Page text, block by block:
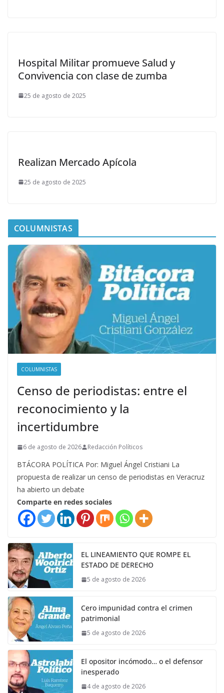
Hospital Militar promueve Salud y
Convivencia con clase de zumba
25 de agosto de 2025
Realizan Mercado Apícola
25 de agosto de 2025
COLUMNISTAS
COLUMNISTAS
Censo de periodistas: entre el
reconocimiento y la
incertidumbre
6 de agosto de 2026 Redacción Políticos
BTÁCORA POLÍTICA Por: Miguel Ángel Cristiani La
propuesta de realizar un censo de periodistas en Veracruz
ha abierto un debate
Comparte en redes sociales
EL LINEAMIENTO QUE ROMPE EL
ESTADO DE DERECHO
5 de agosto de 2026
Cero impunidad contra el crimen
patrimonial
5 de agosto de 2026
El opositor incómodo… o el defensor
inesperado
4 de agosto de 2026